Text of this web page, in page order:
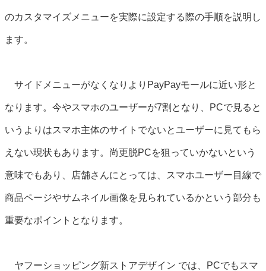
のカスタマイズメニューを実際に設定する際の手順を説明し
ます。
サイドメニューがなくなりよりPayPayモールに近い形と
なります。今やスマホのユーザーが7割となり、PCで見ると
いうよりはスマホ主体のサイトでないとユーザーに見てもら
えない現状もあります。尚更脱PCを狙っていかないという
意味でもあり、店舗さんにとっては、スマホユーザー目線で
商品ページやサムネイル画像を見られているかという部分も
重要なポイントとなります。
ヤフーショッピング新ストアデザイン では、PCでもスマ